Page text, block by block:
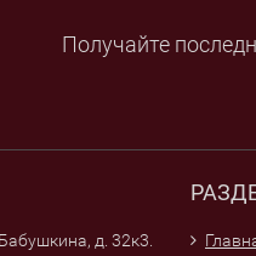
Получайте
д. 32к3.